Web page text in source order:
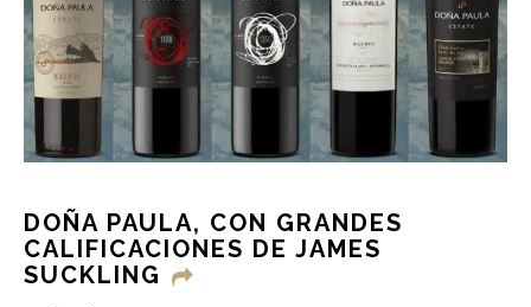
DOÑA PAULA, CON GRANDES
CALIFICACIONES DE JAMES
SUCKLING